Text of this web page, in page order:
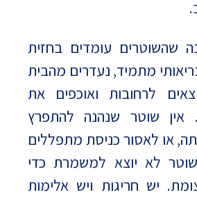
שהשוטרים עומדים בחזית
מתמיד, נעדרים מהבית
לרחובות ואוכפים את
שוטר שנהנה להתפרץ
או לאסור כניסת מתפללים
לא יוצא למשמרת כדי
יש חריגות ויש אלימות